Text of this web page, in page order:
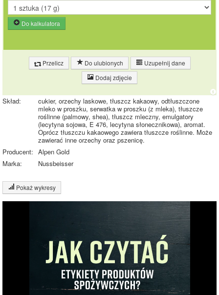
Do kalkulatora
Przelicz Do ulubionych
Uzupełnij dane
Dodaj zdjęcie
Skład:
cukier, orzechy laskowe, tłuszcz kakaowy, odtłuszczone
mleko w proszku, serwatka w proszku (z mleka), tłuszcze
roślinne (palmowy, shea), tłuszcz mleczny, emulgatory
(lecytyna sojowa, E 476, lecytyna słonecznikowa), aromat.
Oprócz tłuszczu kakaowego zawiera tłuszcze roślinne. Może
zawierać inne orzechy oraz pszenicę.
Producent: Alpen Gold
Marka:
Nussbeisser
Pokaż wykresy
Wykres składu produktu
Pozostałe (7%)
36.6%